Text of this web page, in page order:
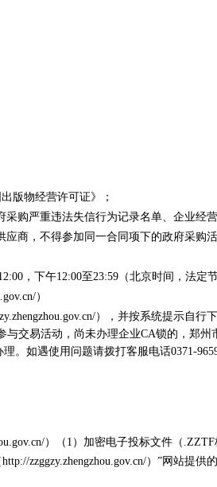
版物经营许可证》；
购严重违法失信行为记录名单、企业经
商，不得参加同一合同项下的政府采购活
，下午12:00至23:59（北京时间，法定
）
），并按系统提示
交易活动，尚未办理企业CA锁的，郑
。如遇使用问题请拨打客服电话0371-
）（1）加密电子投标文件（
zzggzy.zhengzhou.gov.cn/）”网站提供